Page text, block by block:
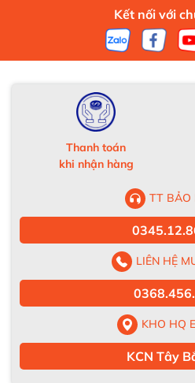
Kết nối với
Thanh toán
khi nhận hàng
TT BẢO
LIÊN HỆ
KHO HQ
KCN Tây